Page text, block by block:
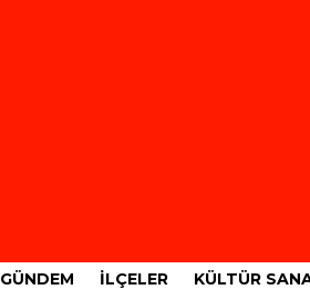
GÜNDEM İLÇELER KÜLTÜR